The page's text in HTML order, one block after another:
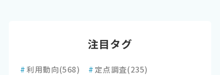
注目タグ
#利用動向(568) # 定点調査(235)